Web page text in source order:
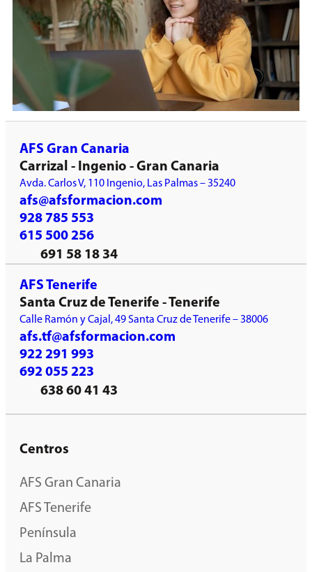
AFS Gran Canaria
Carrizal - Ingenio - Gran Canaria
Avda. Carlos V, 110 Ingenio, Las Palmas – 35240
afs@afsformacion.com
928 785 553
615 500 256
691 58 18 34
AFS Tenerife
Santa Cruz de Tenerife - Tenerife
Calle Ramón y Cajal, 49 Santa Cruz de Tenerife – 38006
afs.tf@afsformacion.com
922 291 993
692 055 223
638 60 41 43
Centros
AFS Gran Canaria
AFS Tenerife
Península
La Palma